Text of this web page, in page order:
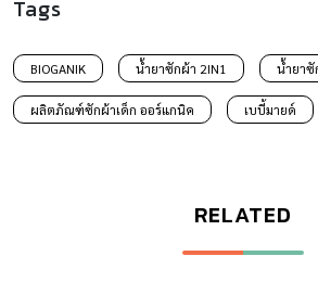
Tags
BIOGANIK น้ำยาซักผ้า 2IN1 น้ำยาซั
ผลิตภัณฑ์ซักผ้าเด็ก ออร์แกนิค เบบี้มายด์
RELATED